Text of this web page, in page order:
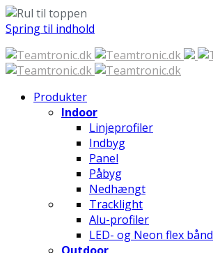
Spring til indhold
Produkter
Indoor
Linjeprofiler
Indbyg
Panel
Påbyg
Nedhængt
Tracklight
Alu-profiler
LED- og Neon flex bånd